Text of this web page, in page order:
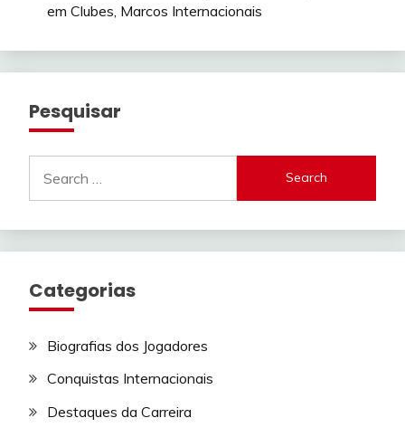
em Clubes, Marcos Internacionais
Pesquisar
for:
Categorias
Biografias dos Jogadores
Conquistas Internacionais
Destaques da Carreira